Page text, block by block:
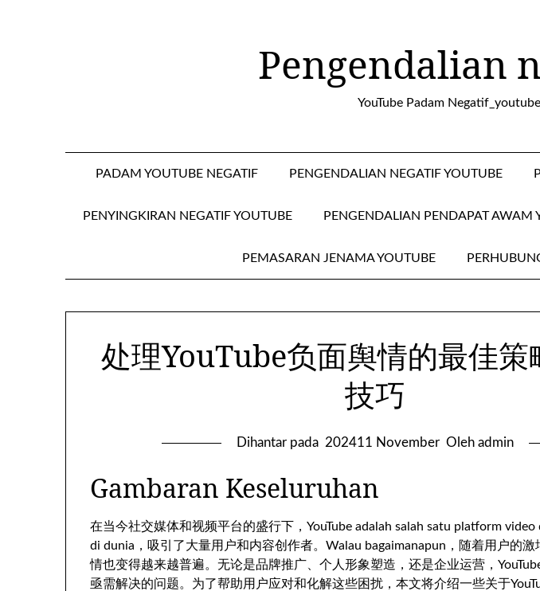
Pengendalian
YouTube Padam
PADAM YOUTUBE NEGATIF PENGENDALIAN NEGATIF YOUTUBE
PENYINGKIRAN NEGATIF YOUTUBE PENGENDALIAN PENDAPAT AWAM
PEMASARAN JENAMA YOUTUBE
处理YouTube负面舆情的最佳策
技巧
Dihantar pada 202411 November Oleh admin
Gambaran Keseluruhan
在当今社交媒体和视频平台的盛行下 ，YouTube adalah salah satu platform
di dunia， 吸引了大量用户和内容创作者。Walau bagaimanapun， 随着用户的激
情也变得越来越普遍。 无论是品牌推广 个人形象塑造 ， 还是企业运营 ，
亟需解决的问题。 为了帮助用户应对和化解这些困扰 ， 本文将介绍一些关于